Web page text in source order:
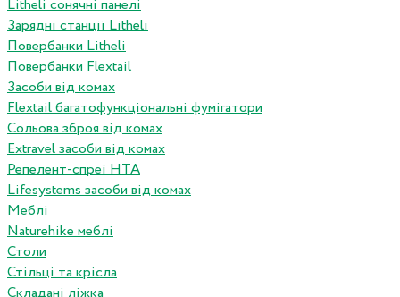
Litheli сонячні панелі
Зарядні станції Litheli
Повербанки Litheli
Повербанки Flextail
Засоби від комах
Flextail багатофункціональні фумігатори
Сольова зброя від комах
Extravel засоби від комах
Репелент-спреї HTA
Lifesystems засоби від комах
Меблі
Naturehike меблі
Столи
Стільці та крісла